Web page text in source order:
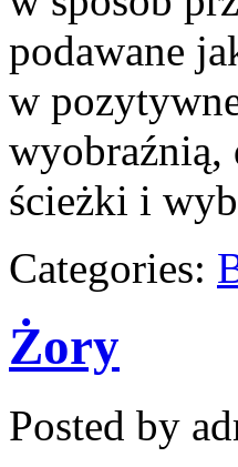
podawane
w
wyobraźnią,
ścieżki i
Categories:
Żory
Posted by